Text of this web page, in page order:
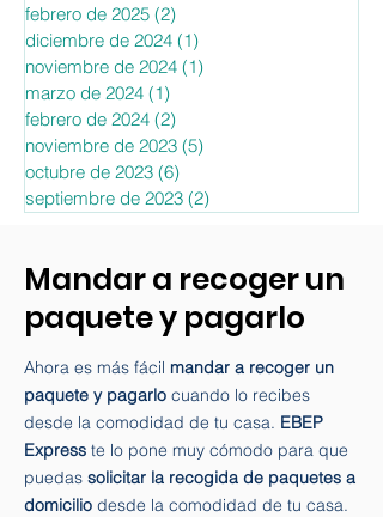
octubre de 2025 (1)
junio de 2025 (2)2 entradas
febrero de 2025 (2)2 entradas
diciembre de 2024
noviembre de 2024
marzo de 2024 (1)1 entrada
febrero de 2024 (2)2 entradas
noviembre de 2023 (5)5 entradas
Mandar a recoger un
paquete y pagarlo
Ahora es más fácilmandar a recoger un
paquete y pagarlo cuando lo recibes
desde la comodidad de tu casa.EBEP
Expresste lo pone muy cómodo para que